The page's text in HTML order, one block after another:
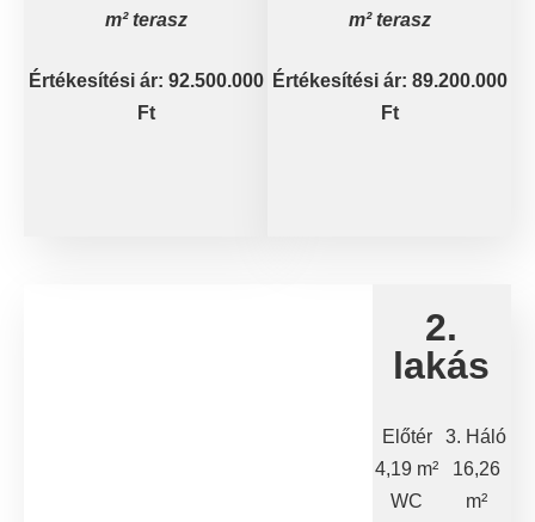
m² terasz
Értékesítési ár: 92.500.000
Ft
m² terasz
Értékesítési ár: 89.200.000
Ft
2.
lakás
Előtér
4,19 m²
WC
3. Háló
16,26
m²